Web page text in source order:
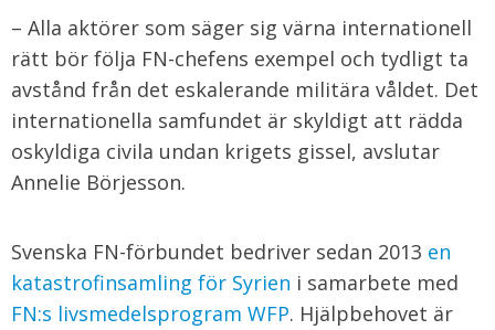
– Alla aktörer som säger sig värna internationell
rätt bör följa FN-chefens exempel och tydligt ta
avstånd från det eskalerande militära våldet. Det
internationella samfundet är skyldigt att rädda
oskyldiga civila undan krigets gissel, avslutar
Annelie Börjesson.
Svenska FN-förbundet bedriver sedan 2013 en
katastrofinsamling för Syrien i samarbete med
FN:s livsmedelsprogram WFP. Hjälpbehovet är